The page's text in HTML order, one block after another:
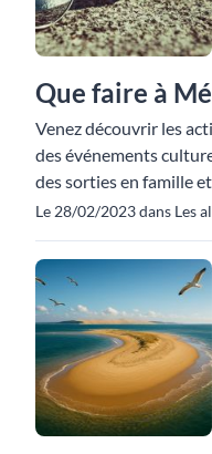
Que faire à
Venez découvrir les
des événements
des sorties en famille
Le 28/02/2023 dans Les